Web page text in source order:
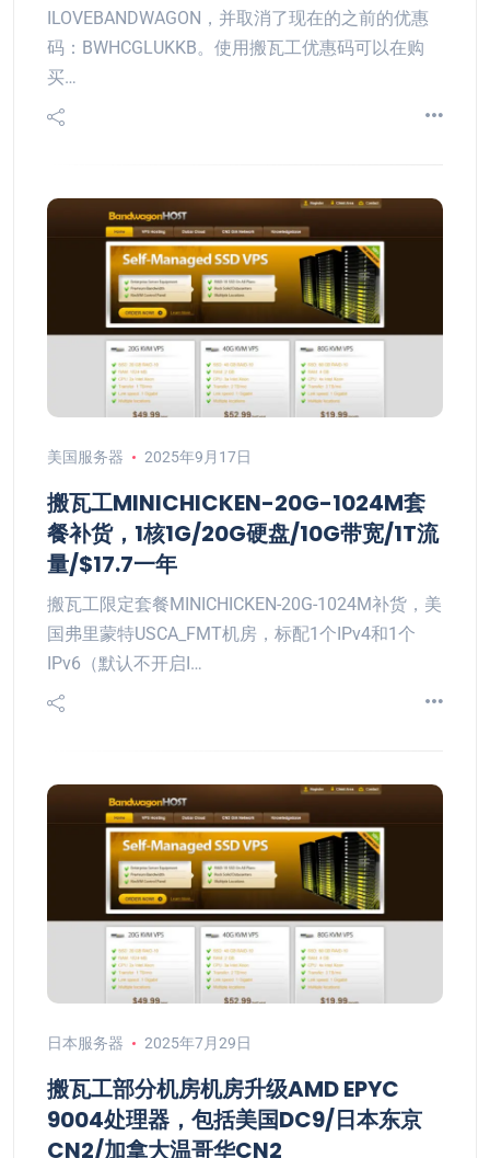
ILOVEBANDWAGON，并取消了现在的之前的优惠
码：BWHCGLUKKB。使用搬瓦工优惠码可以在购
买…
美国服务器 2025年9月17日
搬瓦工MINICHICKEN-20G-1024M套
餐补货，1核1G/20G硬盘/10G带宽/1T流
量/$17.7一年
搬瓦工限定套餐MINICHICKEN-20G-1024M补货，美
国弗里蒙特USCA_FMT机房，标配1个IPv4和1个
IPv6（默认不开启I…
日本服务器 2025年7月29日
搬瓦工部分机房机房升级AMD EPYC
9004处理器，包括美国DC9/日本东京
CN2/加拿大温哥华CN2